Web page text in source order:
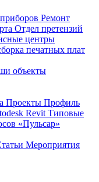
Ремонт
Отдел претензий
центры
печатных плат
объекты
Проекты Профиль
Revit Типовые
«Пульсар»
Мероприятия